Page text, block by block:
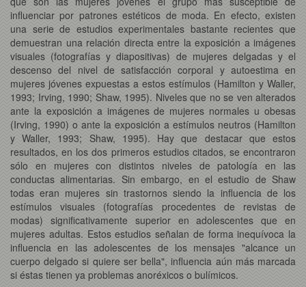
influenciar por patrones estéticos de moda. En efecto, existen
una serie de estudios experimentales bastante recientes que
demuestran una relación directa entre la exposición a imágenes
visuales (fotografías y diapositivas) de mujeres delgadas y el
descenso del nivel de satisfacción corporal y autoestima en
mujeres jóvenes expuestas a estos estímulos (Hamilton y Waller,
1993; Irving, 1990; Shaw, 1995). Niveles que no se ven alterados
ante la exposición a imágenes de mujeres normales u obesas
(Irving, 1990) o ante la exposición a estímulos neutros (Hamilton
y Waller, 1993; Shaw, 1995). Hay que destacar que estos
resultados, en los dos primeros estudios citados, se encontraron
sólo en mujeres con distintos niveles de patología en las
conductas alimentarias. Sin embargo, en el estudio de Shaw
todas eran mujeres sin trastornos siendo la influencia de los
estímulos visuales (fotografías procedentes de revistas de
modas) significativamente superior en adolescentes que en
mujeres adultas. Estos estudios señalan de forma inequívoca la
influencia en las adolescentes de los mensajes "alcance un
cuerpo delgado si quiere ser bella", influencia aún más marcada
si éstas tienen ya problemas anoréxicos o bulímicos.